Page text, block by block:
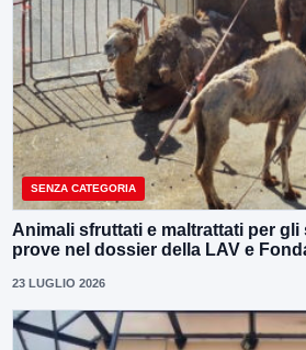
SENZA CATEGORIA
Animali sfruttati e maltrattati per
prove nel dossier della LAV e
23 LUGLIO 2026